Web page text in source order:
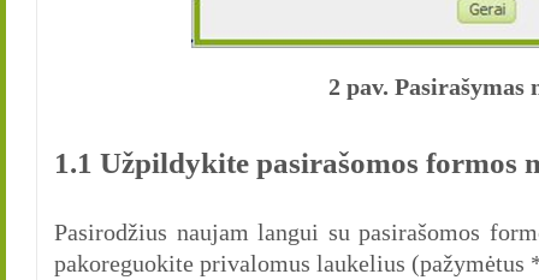
2 pav. Pasirašymas
1.1 Užpildykite pasirašomos formos
Pasirodžius naujam langui su pasirašomos
pakoreguokite privalomus laukelius (pažymėtus